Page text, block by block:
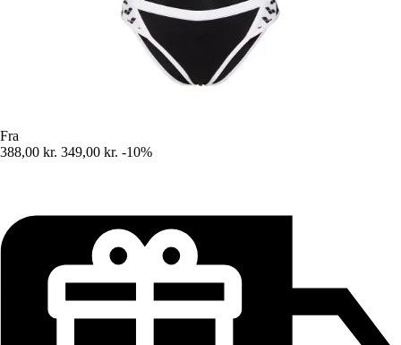
Fra
388,00 kr. 349,00 kr. -10%